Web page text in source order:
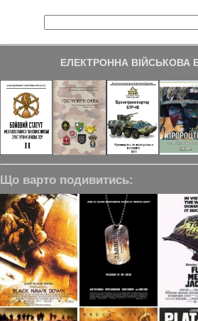
ЕЛЕКТРОННА ВІЙСЬКОВА
Що варто подивитись: